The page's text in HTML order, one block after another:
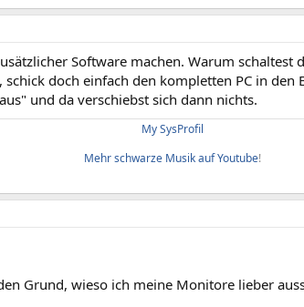
Software machen. Warum schaltest
schick doch einfach den kompletten PC in
und da verschiebst sich dann nichts.
My SysProfil
Mehr schwarze Musik auf Youtube!​
Grund, wieso ich meine Monitore lieber